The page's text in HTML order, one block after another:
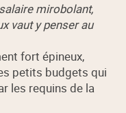
mirobolant,
vaut y penser au
fort épineux,
petits budgets qui
les requins de la